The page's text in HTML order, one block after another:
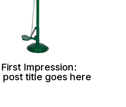
Impression:
title goes here